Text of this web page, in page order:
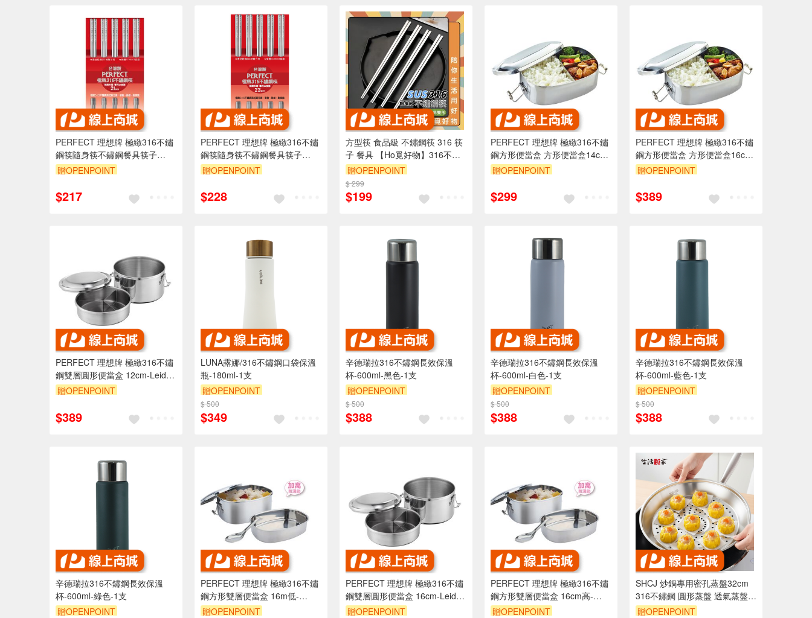
PERFECT 理想牌 極緻316不鏽
鋼筷隨身筷不鏽鋼餐具筷子
21cm五雙-Leidea樂德兒
贈OPENPOINT
$217
PERFECT 理想牌 極緻316不鏽
鋼筷隨身筷不鏽鋼餐具筷子
23cm五雙-Leidea樂德兒
贈OPENPOINT
$228
方型筷 食品級 不鏽鋼筷 316 筷
子 餐具 【Ho覓好物】316不鏽
鋼筷 JP4047 JP4010
贈OPENPOINT
$ 299
$199
PERFECT 理想牌 極緻316不鏽
鋼方形便當盒 方形便當盒14cm-
Leidea樂德兒
贈OPENPOINT
$299
PERFECT 理想牌 極緻316不鏽
鋼方形便當盒 方形便當盒16cm-
Leidea樂德兒
贈OPENPOINT
$389
PERFECT 理想牌 極緻316不鏽
鋼雙層圓形便當盒 12cm-Leidea
樂德兒
贈OPENPOINT
$389
LUNA露娜/316不鏽鋼口袋保溫
瓶-180ml-1支
贈OPENPOINT
$ 500
$349
辛德瑞拉316不鏽鋼長效保溫
杯-600ml-黑色-1支
贈OPENPOINT
$ 500
$388
辛德瑞拉316不鏽鋼長效保溫
杯-600ml-白色-1支
贈OPENPOINT
$ 500
$388
辛德瑞拉316不鏽鋼長效保溫
杯-600ml-藍色-1支
贈OPENPOINT
$ 500
$388
辛德瑞拉316不鏽鋼長效保溫
杯-600ml-綠色-1支
贈OPENPOINT
PERFECT 理想牌 極緻316不鏽
鋼方形雙層便當盒 16m低-
Leidea樂德兒
贈OPENPOINT
PERFECT 理想牌 極緻316不鏽
鋼雙層圓形便當盒 16cm-Leidea
樂德兒
贈OPENPOINT
PERFECT 理想牌 極緻316不鏽
鋼方形雙層便當盒 16cm高-
Leidea樂德兒
贈OPENPOINT
SHCJ 炒鍋專用密孔蒸盤32cm
316不鏽鋼 圓形蒸盤 透氣蒸盤
包子蒸盤 肉粽蒸盤
贈OPENPOINT